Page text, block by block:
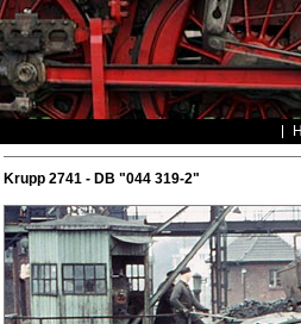
Krupp 2741 - DB "044 319-2"